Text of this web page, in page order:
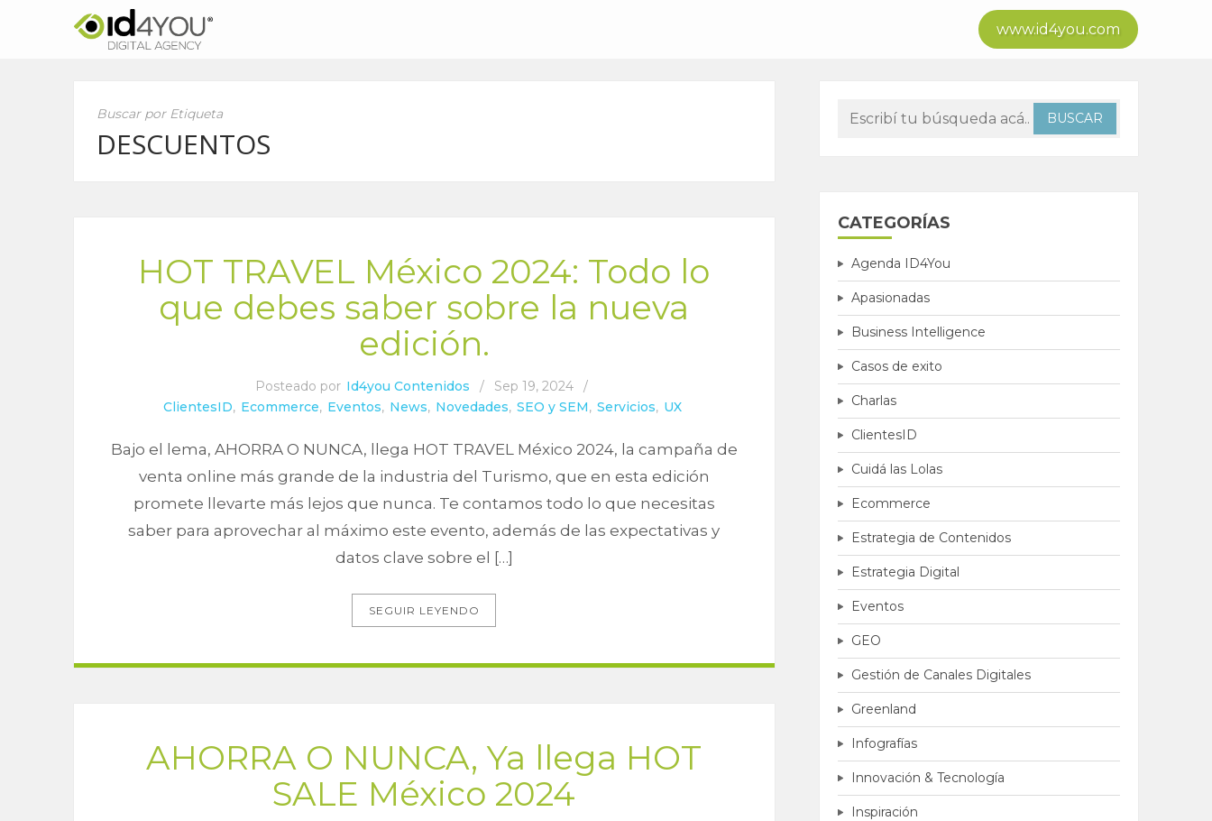
www.id4you.com
Buscar por Etiqueta
DESCUENTOS
HOT TRAVEL México 2024: Todo lo
que debes saber sobre la nueva
edición.
Posteado por Id4you Contenidos / Sep 19, 2024
/
ClientesID, Ecommerce, Eventos, News, Novedades, SEO y SEM, Servicios, UX
Bajo el lema, AHORRA O NUNCA, llega HOT TRAVEL México 2024, la campaña de
venta online más grande de la industria del Turismo, que en esta edición
promete llevarte más lejos que nunca. Te contamos todo lo que necesitas
saber para aprovechar al máximo este evento, además de las expectativas y
datos clave sobre el […]
SEGUIR LEYENDO
AHORRA O NUNCA, Ya llega HOT
SALE México 2024
CATEGORÍAS
Agenda ID4You
Apasionadas
Business Intelligence
Casos de exito
Charlas
ClientesID
Cuidá las Lolas
Ecommerce
Estrategia de Contenidos
Estrategia Digital
Eventos
GEO
Gestión de Canales Digitales
Greenland
Infografías
Innovación & Tecnología
Inspiración